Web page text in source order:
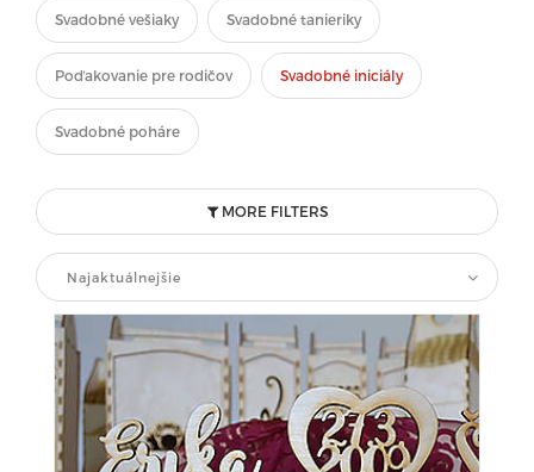
Svadobné vešiaky Svadobné tanieriky
Poďakovanie pre rodičov Svadobné iniciály
Svadobné poháre
MORE FILTERS
Najaktuálnejšie